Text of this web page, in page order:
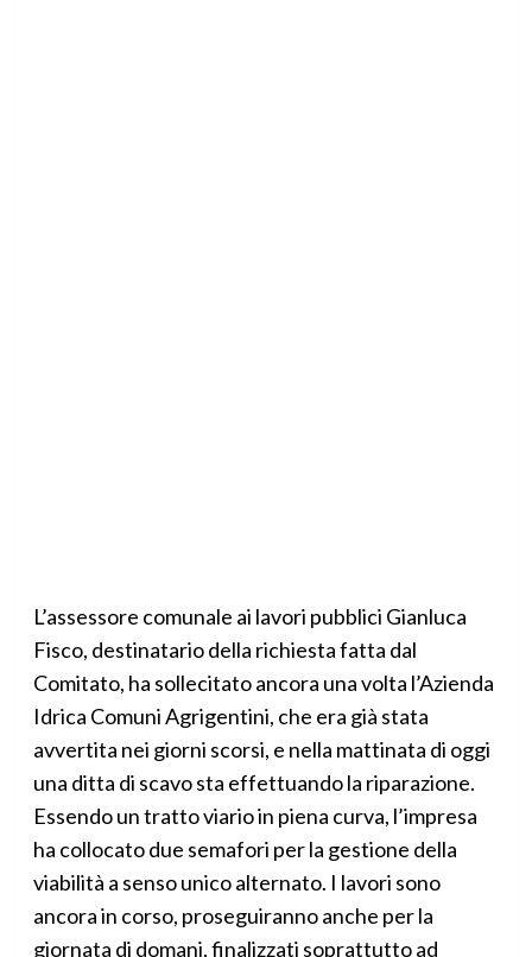
L’assessore comunale ai lavori pubblici Gianluca
Fisco, destinatario della richiesta fatta dal
Comitato, ha sollecitato ancora una volta l’Azienda
Idrica Comuni Agrigentini, che era già stata
avvertita nei giorni scorsi, e nella mattinata di oggi
una ditta di scavo sta effettuando la riparazione.
Essendo un tratto viario in piena curva, l’impresa
ha collocato due semafori per la gestione della
viabilità a senso unico alternato. I lavori sono
ancora in corso, proseguiranno anche per la
giornata di domani, finalizzati soprattutto ad